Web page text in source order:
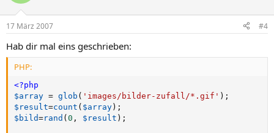
17 März 2007 #4
Hab dir mal eins geschrieben:
PHP:
<?php
$array = glob ( 'images/bilder-zufall/*.gif' ) ;
$result=count ( $array ) ;
$bild=rand ( 0 , $result ) ;